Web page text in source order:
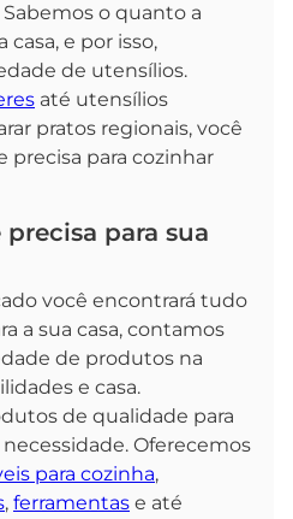
Sabemos o quanto a
casa, e por isso,
de utensílios.
até utensílios
pratos regionais, você
precisa para cozinhar
para sua
você encontrará tudo
a sua casa, contamos
de produtos na
e casa.
de qualidade para
Oferecemos
para cozinha,
, ferramentas e até